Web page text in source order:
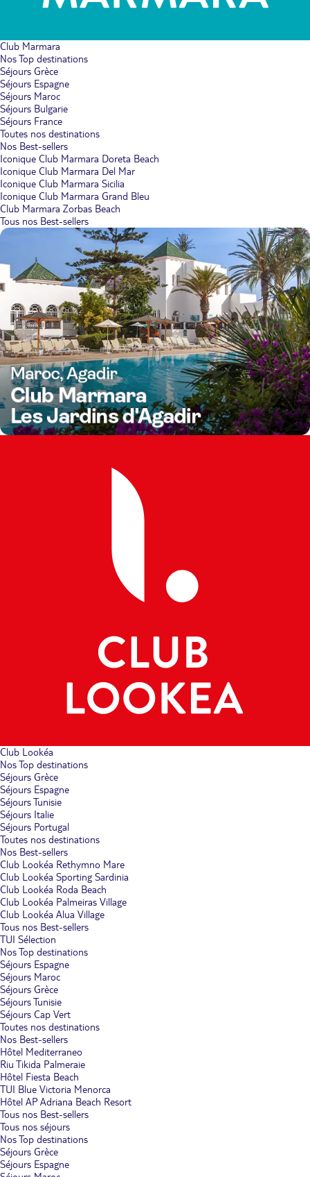
Club Marmara
Nos Top destinations
Séjours Grèce
Séjours Espagne
Séjours Maroc
Séjours Bulgarie
Séjours France
Toutes nos destinations
Nos Best-sellers
Iconique Club Marmara Doreta Beach
Iconique Club Marmara Del Mar
Iconique Club Marmara Sicilia
Iconique Club Marmara Grand Bleu
Club Marmara Zorbas Beach
Tous nos Best-sellers
Club Lookéa
Nos Top destinations
Séjours Grèce
Séjours Espagne
Séjours Tunisie
Séjours Italie
Séjours Portugal
Toutes nos destinations
Nos Best-sellers
Club Lookéa Rethymno Mare
Club Lookéa Sporting Sardinia
Club Lookéa Roda Beach
Club Lookéa Palmeiras Village
Club Lookéa Alua Village
Tous nos Best-sellers
TUI Sélection
Nos Top destinations
Séjours Espagne
Séjours Maroc
Séjours Grèce
Séjours Tunisie
Séjours Cap Vert
Toutes nos destinations
Nos Best-sellers
Hôtel Mediterraneo
Riu Tikida Palmeraie
Hôtel Fiesta Beach
TUI Blue Victoria Menorca
Hôtel AP Adriana Beach Resort
Tous nos Best-sellers
Tous nos séjours
Nos Top destinations
Séjours Grèce
Séjours Espagne